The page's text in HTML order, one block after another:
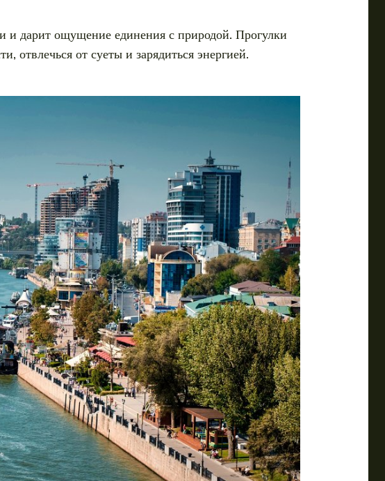
и дарит ощущение единения с природой. Прогулки
отвлечься от суеты и зарядиться энергией.